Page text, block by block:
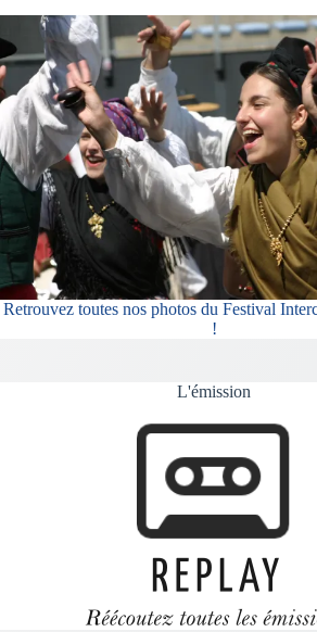
Retrouvez toutes nos photos du Festival
!
L'émission